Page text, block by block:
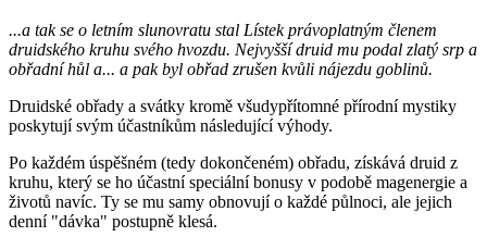
...a tak se o letním slunovratu stal Lístek právoplatným členem
druidského kruhu svého hvozdu. Nejvyšší druid mu podal zlatý srp a
obřadní hůl a... a pak byl obřad zrušen kvůli nájezdu goblinů.
Druidské obřady a svátky kromě všudypřítomné přírodní mystiky
poskytují svým účastníkům následující výhody.
Po každém úspěšném (tedy dokončeném) obřadu, získává druid z
kruhu, který se ho účastní speciální bonusy v podobě magenergie a
životů navíc. Ty se mu samy obnovují o každé půlnoci, ale jejich
denní "dávka" postupně klesá.